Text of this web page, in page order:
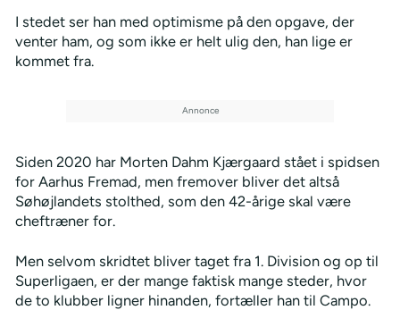
I stedet ser han med optimisme på den opgave, der
venter ham, og som ikke er helt ulig den, han lige er
kommet fra.
Siden 2020 har Morten Dahm Kjærgaard stået i spidsen
for Aarhus Fremad, men fremover bliver det altså
Søhøjlandets stolthed, som den 42-årige skal være
cheftræner for.
Men selvom skridtet bliver taget fra 1. Division og op til
Superligaen, er der mange faktisk mange steder, hvor
de to klubber ligner hinanden, fortæller han til Campo.